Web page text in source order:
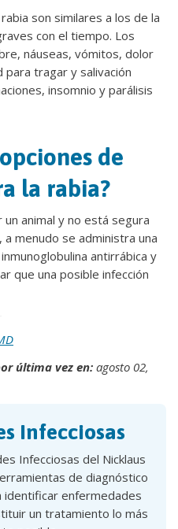
son similares a los de la
con el tiempo. Los
náuseas, vómitos, dolor
para tragar y salivación
insomnio y parálisis
de
la rabia?
animal y no está segura
menudo se administra una
antirrábica y
que una posible infección
última vez en: agosto 02,
Infecciosas
Infecciosas del Nicklaus
de diagnóstico
identificar enfermedades
un tratamiento lo más